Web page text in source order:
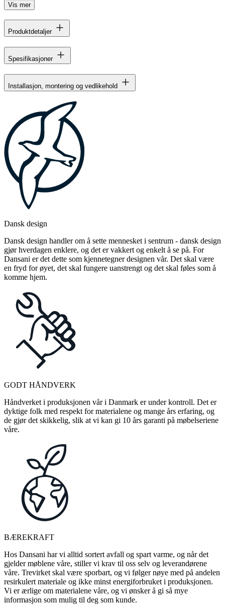
Vis mer
Produktdetaljer
Spesifikasjoner
Installasjon, montering og vedlikehold
Dansk design
Dansk design handler om å sette mennesket i sentrum - dansk design
gjør hverdagen enklere, og det er vakkert og enkelt å se på. For
Dansani er det dette som kjennetegner designen vår. Det skal være
en fryd for øyet, det skal fungere uanstrengt og det skal føles som å
komme hjem.
GODT HÅNDVERK
Håndverket i produksjonen vår i Danmark er under kontroll. Det er
dyktige folk med respekt for materialene og mange års erfaring, og
de gjør det skikkelig, slik at vi kan gi 10 års garanti på møbelseriene
våre.
BÆREKRAFT
Hos Dansani har vi alltid sortert avfall og spart varme, og når det
gjelder møblene våre, stiller vi krav til oss selv og leverandørene
våre. Trevirket skal være sporbart, og vi følger nøye med på andelen
resirkulert materiale og ikke minst energiforbruket i produksjonen.
Vi er ærlige om materialene våre, og vi ønsker å gi så mye
informasjon som mulig til deg som kunde.